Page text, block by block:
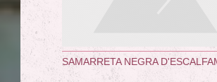
SAMARRETA NEGRA